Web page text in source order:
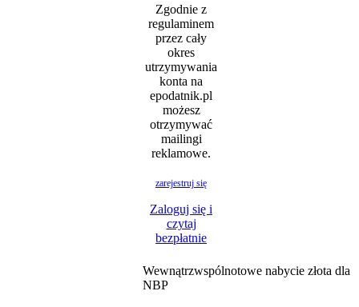
Zgodnie z
regulaminem
przez cały
okres
utrzymywania
konta na
epodatnik.pl
możesz
otrzymywać
mailingi
reklamowe.
zarejestruj się
Zaloguj się i
czytaj
bezpłatnie
Wewnątrzwspólnotowe nabycie złota dla
NBP